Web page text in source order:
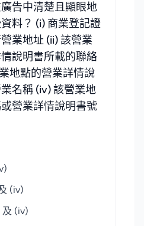
告中清楚且顯眼地
料？ (i) 商業登記證
業地址 (ii) 該營業
說明書所載的聯絡
地點的營業詳情說
名稱 (iv) 該營業地
營業詳情說明書號
(iv)
(iv)